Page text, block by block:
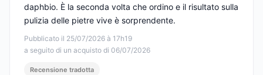
Pubblicato il 25/07/2026 à 17h19
a seguito di un acquisto di 06/07/2026
daphbio. È la seconda volta che ordino e il risultato sulla
pulizia delle pietre vive è sorprendente.
Recensione tradotta